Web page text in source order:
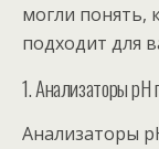
могли понять,
подходит для
1. Анализаторы pH
Анализаторы